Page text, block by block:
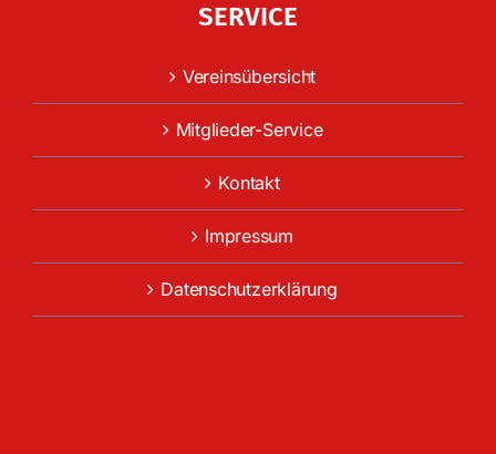
SERVICE
Vereinsübersicht
Mitglieder-Service
Kontakt
Impressum
Datenschutzerklärung